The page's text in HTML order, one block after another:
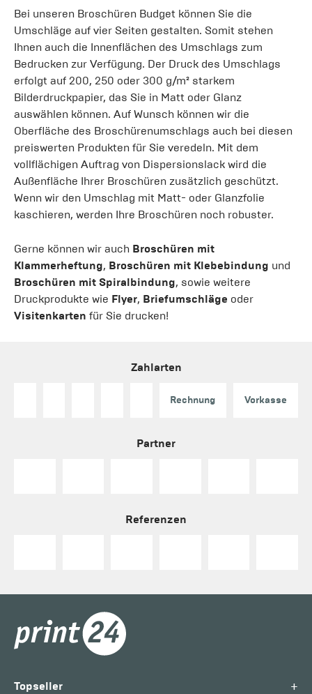
Bei unseren Broschüren Budget können Sie die
Umschläge auf vier Seiten gestalten. Somit stehen
Ihnen auch die Innenflächen des Umschlags zum
Bedrucken zur Verfügung. Der Druck des Umschlags
erfolgt auf 200, 250 oder 300 g/m² starkem
Bilderdruckpapier, das Sie in Matt oder Glanz
auswählen können. Auf Wunsch können wir die
Oberfläche des Broschürenumschlags auch bei diesen
preiswerten Produkten für Sie veredeln. Mit dem
vollflächigen Auftrag von Dispersionslack wird die
Außenfläche Ihrer Broschüren zusätzlich geschützt.
Wenn wir den Umschlag mit Matt- oder Glanzfolie
kaschieren, werden Ihre Broschüren noch robuster.
Gerne können wir auch Broschüren mit
Klammerheftung, Broschüren mit Klebebindung und
Broschüren mit Spiralbindung, sowie weitere
Druckprodukte wie Flyer, Briefumschläge oder
Visitenkarten für Sie drucken!
Zahlarten
Rechnung Vorkasse
Partner
Referenzen
Topseller +